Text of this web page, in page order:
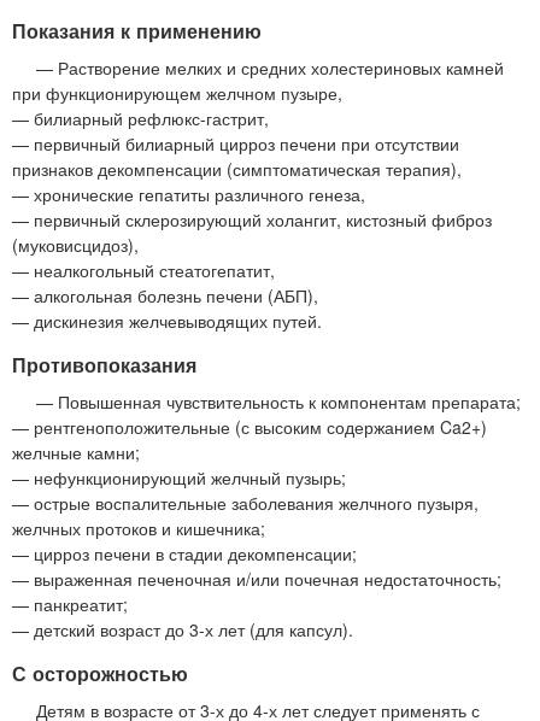
Показания к применению
— Растворение мелких и средних холестериновых камней
при функционирующем желчном пузыре,
— билиарный рефлюкс-гастрит,
— первичный билиарный цирроз печени при отсутствии
признаков декомпенсации (симптоматическая терапия),
— хронические гепатиты различного генеза,
— первичный склерозирующий холангит, кистозный фиброз
(муковисцидоз),
— неалкогольный стеатогепатит,
— алкогольная болезнь печени (АБП),
— дискинезия желчевыводящих путей.
Противопоказания
— Повышенная чувствительность к компонентам препарата;
— рентгеноположительные (с высоким содержанием Ca2+)
желчные камни;
— нефункционирующий желчный пузырь;
— острые воспалительные заболевания желчного пузыря,
желчных протоков и кишечника;
— цирроз печени в стадии декомпенсации;
— выраженная печеночная и/или почечная недостаточность;
— панкреатит;
— детский возраст до 3-х лет (для капсул).
С осторожностью
Детям в возрасте от 3-х до 4-х лет следует применять с